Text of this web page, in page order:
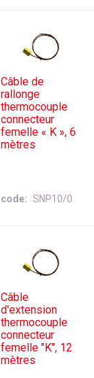
Câble de
rallonge
thermocouple
connecteur
femelle « K », 6
mètres
code SNP10/0
Câble
d'extension
thermocouple
connecteur
femelle "K", 12
mètres